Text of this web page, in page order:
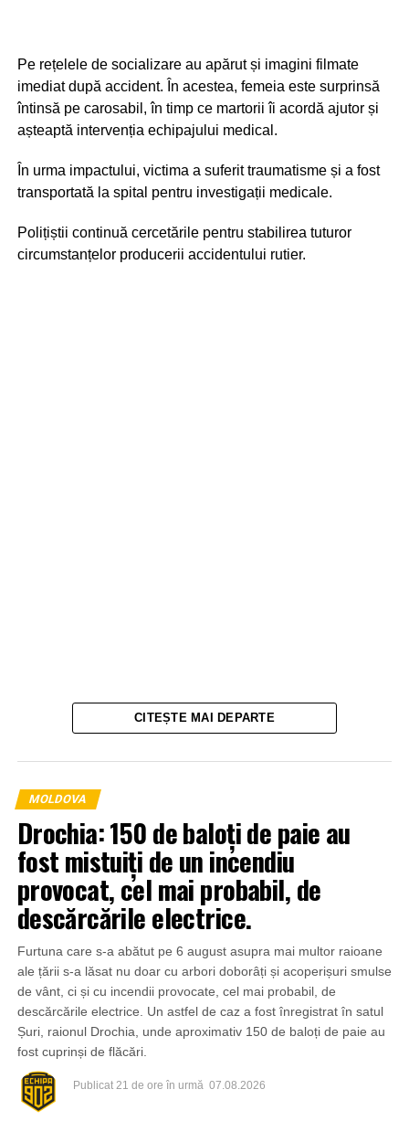
Pe rețelele de socializare au apărut și imagini filmate
imediat după accident. În acestea, femeia este surprinsă
întinsă pe carosabil, în timp ce martorii îi acordă ajutor și
așteaptă intervenția echipajului medical.
În urma impactului, victima a suferit traumatisme și a fost
transportată la spital pentru investigații medicale.
Polițiștii continuă cercetările pentru stabilirea tuturor
circumstanțelor producerii accidentului rutier.
CITEȘTE MAI DEPARTE
MOLDOVA
Drochia: 150 de baloți de paie au
fost mistuiți de un incendiu
provocat, cel mai probabil, de
descărcările electrice.
Furtuna care s-a abătut pe 6 august asupra mai multor raioane
ale țării s-a lăsat nu doar cu arbori doborâți și acoperișuri smulse
de vânt, ci și cu incendii provocate, cel mai probabil, de
descărcările electrice. Un astfel de caz a fost înregistrat în satul
Șuri, raionul Drochia, unde aproximativ 150 de baloți de paie au
fost cuprinși de flăcări.
Publicat 21 de ore în urmă 07.08.2026